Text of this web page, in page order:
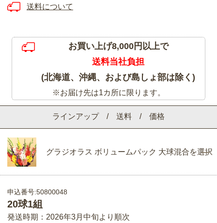
ラインアップ / 送料 / 価格
グラジオラス ボリュームパック 大球混合を選択
申込番号:50800048
20球1組
発送時期：2026年3月中旬より順次
送料について
お買い上げ8,000円以上で
送料当社負担
(北海道、沖縄、および島しょ部は除く)
※お届け先は1カ所に限ります。